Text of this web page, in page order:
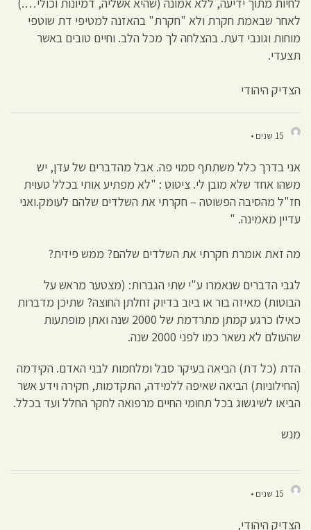
לאחר שבאמת חקרת ולא "חקרת" בהאזנה למטיפי דת שוטפי
מוחות וגונבי דעת. בהצלחה לך מכל הלב. וחיים טובים באשר
תצעדי.
הצדיק היהודי
15 שנים •
אני בדרך כלל משתתף סמוי פה. אבל מהדברים של עדן, יש
משהו אחד שלא מובן לי. ציטוט : "לא מפתיע אותי בכלל טעוית
חז"ל מהסיבה הפשוטה – חקרתי את השלדים שלהם לעומק.ואני
עדיין מאמינה. "
מה זאת אומרת חקרתי את השלדים שלהם? ממש פיזית?
לגבי הדברים שנאמרו ע"י שתי הגברות: (מצטער מראש על
הבוטות) מאיזה בור או ביוב בדיוק זחלתן החוצה? שתיכן מדברות
כאילו כרגע קמתן מתרדמת של 2000 שנה ואתן מופתעות
שהעולם לא נשאר כמו לפני 2000 שנה.
הדת (כל דת) הביאה בעיקר סבל ומלחמות לבני האדם. הקידמה
(החילוניות) הביאה שאיפה ללמידה, התקדמות, חקירה וידע אשר
הביאו לשיגשוג בכל תחומי החיים מרפואה לחקר החלל ועד בכלל.
מנש
15 שנים •
הצדיק היהודי,